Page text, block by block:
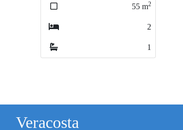
120 m2
2
2
Veracosta